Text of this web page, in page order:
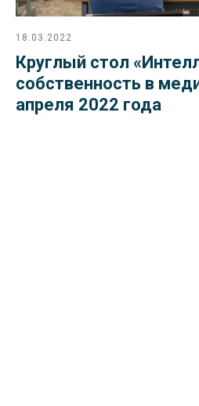
18.03.2022
Круглый стол
собственность в
апреля 2022 года